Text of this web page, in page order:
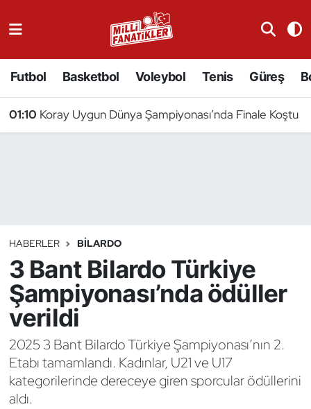
Futbol Basketbol Voleybol Tenis Güreş
01:10 Koray Uygun Dünya Şampiyonası’nda Finale Koştu
HABERLER BILARDO
3 Bant Bilardo Türkiye
Şampiyonası’nda ödüller
verildi
2025 3 Bant Bilardo Türkiye Şampiyonası’nın 2.
Etabı tamamlandı. Kadınlar, U21 ve U17
kategorilerinde dereceye giren sporcular ödüllerini
aldı.
Badminton
Binicilik
Bisiklet
Bocce Bowling Dart
Boks